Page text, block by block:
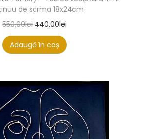
de sarma 18x24cm
550,00lei 440,00lei
Adaugă în coș